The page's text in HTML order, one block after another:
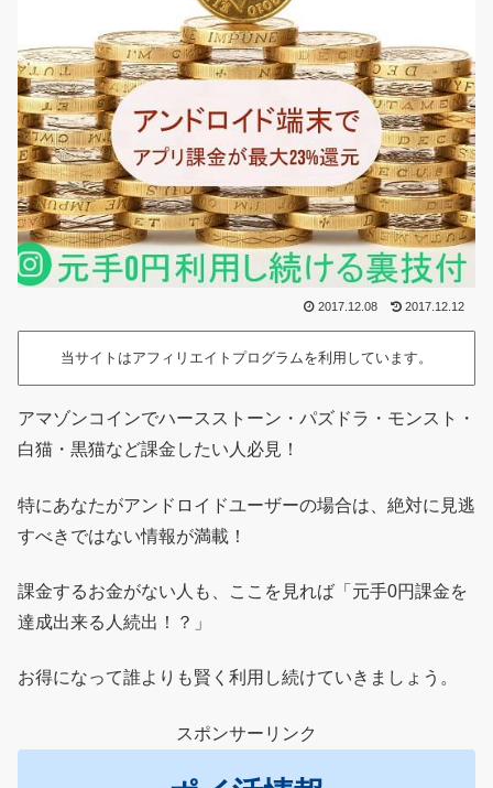
2017.12.08 2017.12.12
当サイトはアフィリエイトプログラムを利用しています。
アマゾンコインでハースストーン・パズドラ・モンスト・
白猫・黒猫など課金したい人必見！
特にあなたがアンドロイドユーザーの場合は、絶対に見逃
すべきではない情報が満載！
課金するお金がない人も、ここを見れば「元手0円課金を
達成出来る人続出！？」
お得になって誰よりも賢く利用し続けていきましょう。
スポンサーリンク